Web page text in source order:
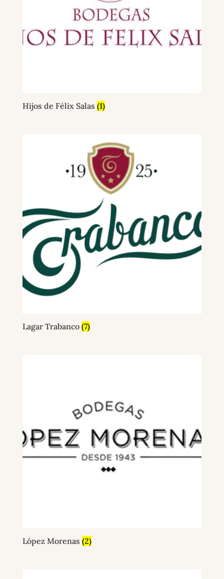
Hijos de Félix Salas (1)
Lagar Trabanco (7)
López Morenas (2)